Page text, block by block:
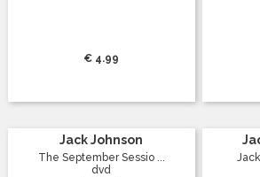
€ 4.99
Jack Johnson
The September Sessio ...
dvd